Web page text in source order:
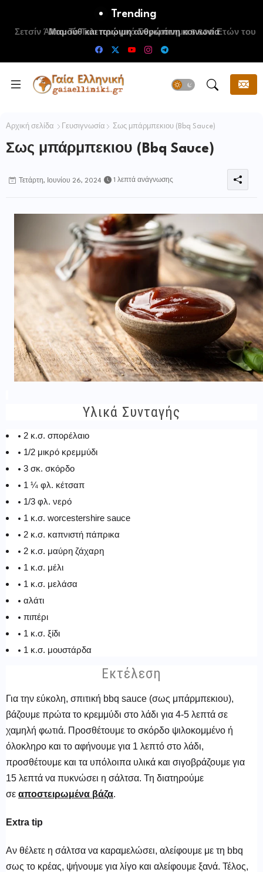
Trending
Μαμούθ και πρώιμη ανθρώπινη κοινωνία
Αρχική σελίδα Γευσιγνωσία Σως μπάρμπεκιου (Bbq Sauce)
Σως μπάρμπεκιου (Bbq Sauce)
Τετάρτη, Ιουνίου 26, 2024 1 λεπτά ανάγνωσης
Υλικά Συνταγής
2 κ.σ. σπορέλαιο
1/2 μικρό κρεμμύδι
3 σκ. σκόρδο
1 ¼ φλ. κέτσαπ
1/3 φλ. νερό
1 κ.σ. worcestershire sauce
2 κ.σ. καπνιστή πάπρικα
2 κ.σ. μαύρη ζάχαρη
1 κ.σ. μέλι
1 κ.σ. μελάσα
αλάτι
πιπέρι
1 κ.σ. ξίδι
1 κ.σ. μουστάρδα
Εκτέλεση
Για την εύκολη, σπιτική bbq sauce (σως μπάρμπεκιου),
βάζουμε πρώτα το κρεμμύδι στο λάδι για 4-5 λεπτά σε
χαμηλή φωτιά. Προσθέτουμε το σκόρδο ψιλοκομμένο ή
όλοκληρο και το αφήνουμε για 1 λεπτό στο λάδι,
προσθέτουμε και τα υπόλοιπα υλικά και σιγοβράζουμε για
15 λεπτά να πυκνώσει η σάλτσα. Τη διατηρούμε
σε αποστειρωμένα βάζα.
Extra tip
Αν θέλετε η σάλτσα να καραμελώσει, αλείφουμε με τη bbq
σως το κρέας, ψήνουμε για λίγο και αλείφουμε ξανά. Τέλος,